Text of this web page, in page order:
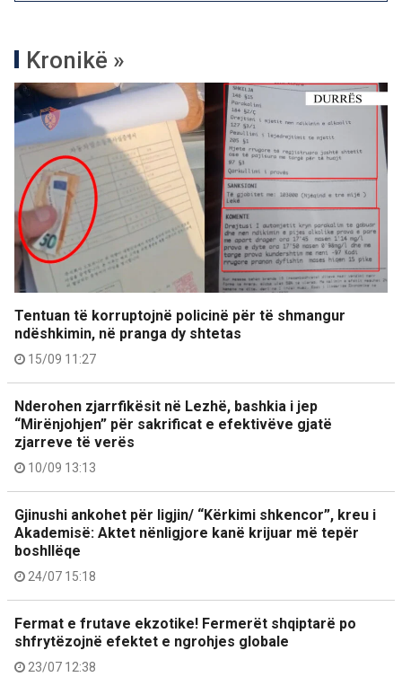
Kronikë »
Tentuan të korruptojnë policinë për të shmangur
ndëshkimin, në pranga dy shtetas
15/09 11:27
Nderohen zjarrfikësit në Lezhë, bashkia i jep
“Mirënjohjen” për sakrificat e efektivëve gjatë
zjarreve të verës
10/09 13:13
Gjinushi ankohet për ligjin/ “Kërkimi shkencor”, kreu i
Akademisë: Aktet nënligjore kanë krijuar më tepër
boshllëqe
24/07 15:18
Fermat e frutave ekzotike! Fermerët shqiptarë po
shfrytëzojnë efektet e ngrohjes globale
23/07 12:38